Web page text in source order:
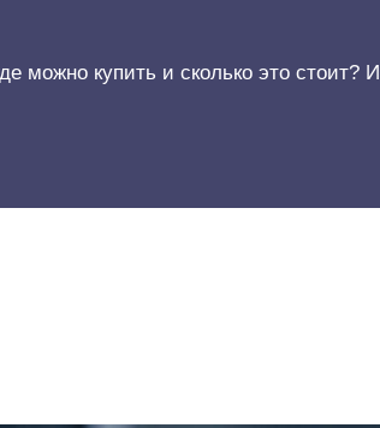
можно купить и сколько это стоит?